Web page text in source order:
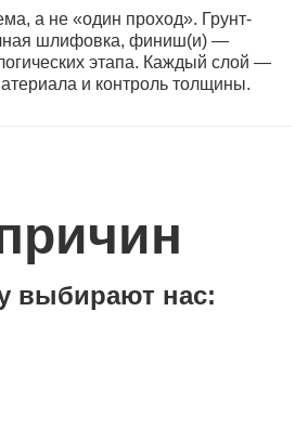
а не «один проход». Грунт-
шлифовка, финиш(и) —
этапа. Каждый слой —
и контроль толщины.
выбирают нас: